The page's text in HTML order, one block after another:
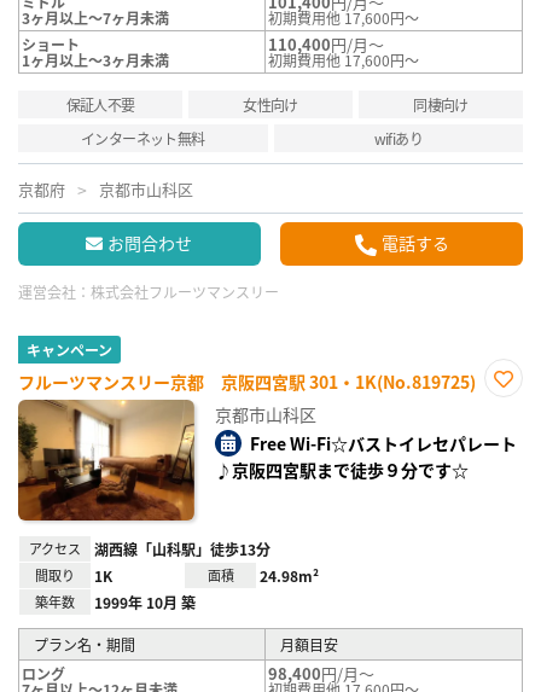
3ヶ月以上～7ヶ月未満
初期費用他 17,600円～
ショート
1ヶ月以上～3ヶ月未満
110,400円/月～
初期費用他 17,600円～
保証人不要 女性向け
同棲向け
インターネット無料
wifiあり
京都府 京都市山科区
お問合わせ 電話する
運営会社： 株式会社フルーツマンスリー
キャンペーン
フルーツマンスリー京都 京阪四宮駅 301・1K(No.819725)
り登
京都市山科区
Free Wi-Fi☆バストイレセパレート
♪京阪四宮駅まで徒歩９分です☆
アクセス 湖西線「山科駅」徒歩13分
間取り 1K 面積 24.98m²
築年数 1999年 10月 築
プラン名・期間
月額目安
ロング
98,400円/月～